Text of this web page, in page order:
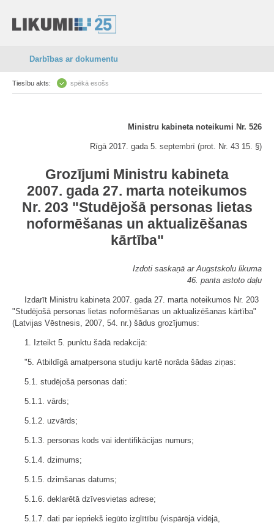
Darbības ar dokumentu
Tiesību akts: spēkā esošs
Ministru kabineta noteikumi Nr. 526
Rīgā 2017. gada 5. septembrī (prot. Nr. 43 15. §)
Grozījumi Ministru kabineta
2007. gada 27. marta noteikumos
Nr. 203 "Studējošā personas lietas
noformēšanas un aktualizēšanas
kārtība"
Izdoti saskaņā ar Augstskolu likuma
46. panta astoto daļu
Izdarīt Ministru kabineta 2007. gada 27. marta noteikumos Nr. 203
"Studējošā personas lietas noformēšanas un aktualizēšanas kārtība"
(Latvijas Vēstnesis, 2007, 54. nr.) šādus grozījumus:
1. Izteikt 5. punktu šādā redakcijā:
"5. Atbildīgā amatpersona studiju kartē norāda šādas ziņas:
5.1. studējošā personas dati:
5.1.1. vārds;
5.1.2. uzvārds;
5.1.3. personas kods vai identifikācijas numurs;
5.1.4. dzimums;
5.1.5. dzimšanas datums;
5.1.6. deklarētā dzīvesvietas adrese;
5.1.7. dati par iepriekš iegūto izglītību (vispārējā vidējā,